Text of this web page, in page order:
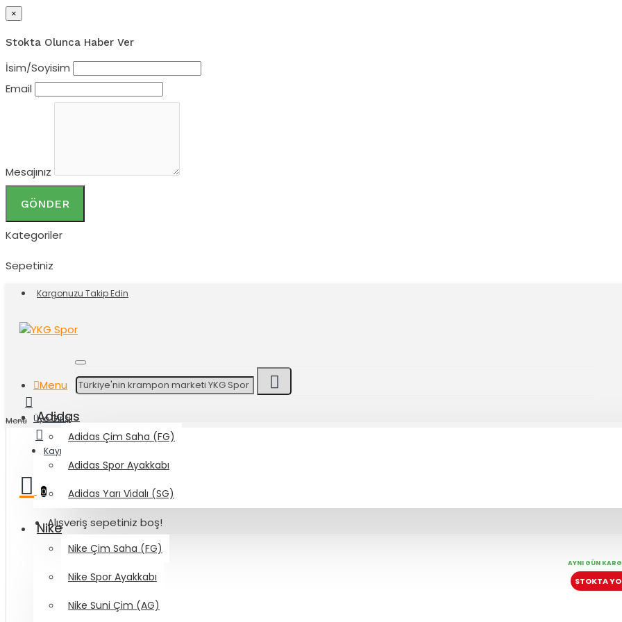
×
Stokta Olunca Haber Ver
İsim/Soyisim
Email
Mesajınız
GÖNDER
Kategoriler
Sepetiniz
Kargonuzu Takip Edin
Üye Girişi
Kayıt Ol
0
Alışveriş sepetiniz boş!
Menu
Adidas
Adidas Çim Saha (FG)
Adidas Spor Ayakkabı
Adidas Yarı Vidalı (SG)
Nike
Nike Çim Saha (FG)
Nike Spor Ayakkabı
Nike Suni Çim (AG)
Menü
AYNI GÜN
STOKTA